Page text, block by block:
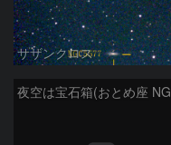
サザンクロス